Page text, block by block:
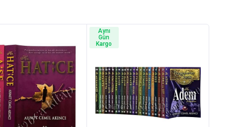
Aynı
Gün
Kargo